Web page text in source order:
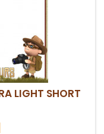
LIGHT SHORT